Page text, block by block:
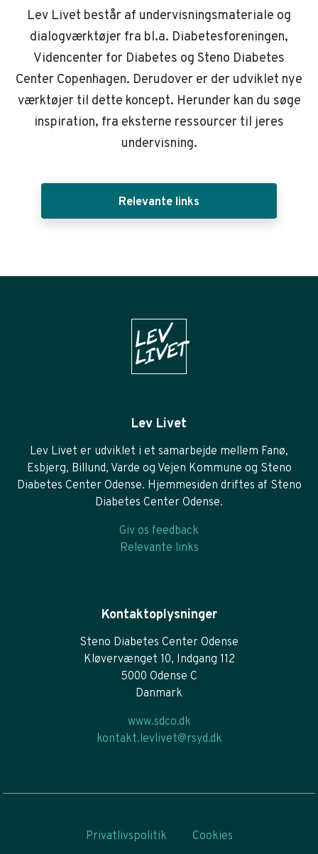
Lev Livet består af undervisningsmateriale og
dialogværktøjer fra bl.a. Diabetesforeningen,
Videncenter for Diabetes og Steno Diabetes
Center Copenhagen. Derudover er der udviklet nye
værktøjer til dette koncept. Herunder kan du søge
inspiration, fra eksterne ressourcer til jeres
undervisning.
Relevante links
Lev Livet
Lev Livet er udviklet i et samarbejde mellem Fanø,
Esbjerg, Billund, Varde og Vejen Kommune og Steno
Diabetes Center Odense. Hjemmesiden driftes af Steno
Diabetes Center Odense.
Giv os feedback
Relevante links
Kontaktoplysninger
Steno Diabetes Center Odense
Kløvervænget 10, Indgang 112
5000 Odense C
Danmark
www.sdco.dk
kontakt.levlivet@rsyd.dk
Privatlivspolitik Cookies